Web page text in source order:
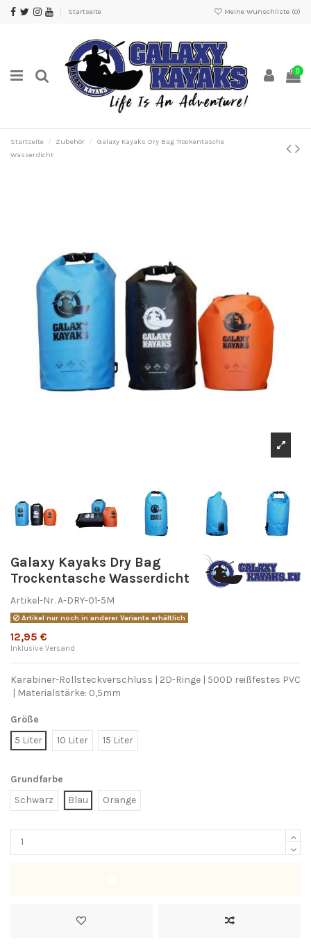
Startseite Meine Wunschliste (0)
0
Startseite Zubehör
Galaxy Kayaks Dry Bag Trockentasche
Wasserdicht
Galaxy Kayaks Dry Bag
Trockentasche Wasserdicht
Artikel-Nr.A-DRY-01-5M
Artikel nur noch in anderer Variante erhältlich
12,95 €
Inklusive Versand
Karabiner-Rollsteckverschluss | 2D-Ringe | 500D reißfestes PVC
| Materialstärke: 0,5mm
Größe
5 Liter
10 Liter 15 Liter
Grundfarbe
Schwarz
Blau Orange